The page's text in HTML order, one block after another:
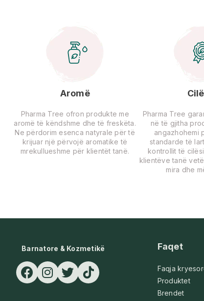
Aromë
Pharma Tree ofron produkte me
aromë të këndshme dhe të freskëta.
Ne përdorim esenca natyrale për të
krijuar një përvojë aromatike të
mrekullueshme për klientët tanë.
Pharma Tree
në të gjitha
angazhohemi
standarde të
kontrollit të
klientëve tanë
mira dhe
Barnatore & Kozmetikë Faqet
Faqja
Produktet
Brendet